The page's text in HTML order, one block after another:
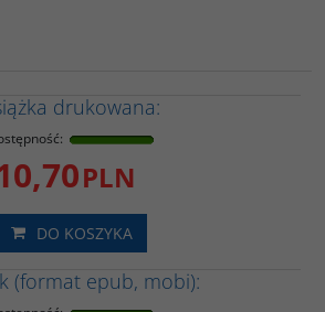
drukowana:
:
PLN
DO KOSZYKA
(format epub, mobi):